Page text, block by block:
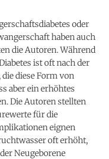
oder
haben auch
die Autoren. Während
ist oft nach der
diese Form von
aber ein erhöhtes
Die Autoren stellten
für die
eignen
oft erhöht,
Neugeborene